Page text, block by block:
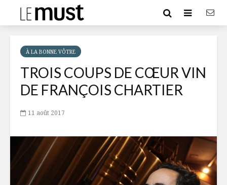
À LA BONNE VÔTRE
TROIS COUPS DE CŒUR VIN
DE FRANÇOIS CHARTIER
11 août 2017